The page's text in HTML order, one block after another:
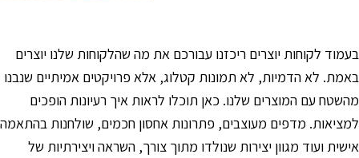
brightness_high ניגודיות בהירה
brightness_low ניגודיות כהה
format_underlined הוסף קו תחתון לקישורים
font_download
בעמוד לקוחות יוצרים ריכזנו עבורכם את מה שהלקוחות שלנו יוצרים
באמת. לא הדמיות, לא תמונות קטלוג, אלא פרויקטים אמיתיים שנבנו
מהשטח עם המוצרים שלנו. כאן תוכלו לראות איך רעיונות הופכים
למציאות. מדפים מעוצבים, פתרונות אחסון חכמים, שולחנות בהתאמה
אישית ועוד מגוון יצירות שנולדו מתוך צורך, השראה ויצירתיות של